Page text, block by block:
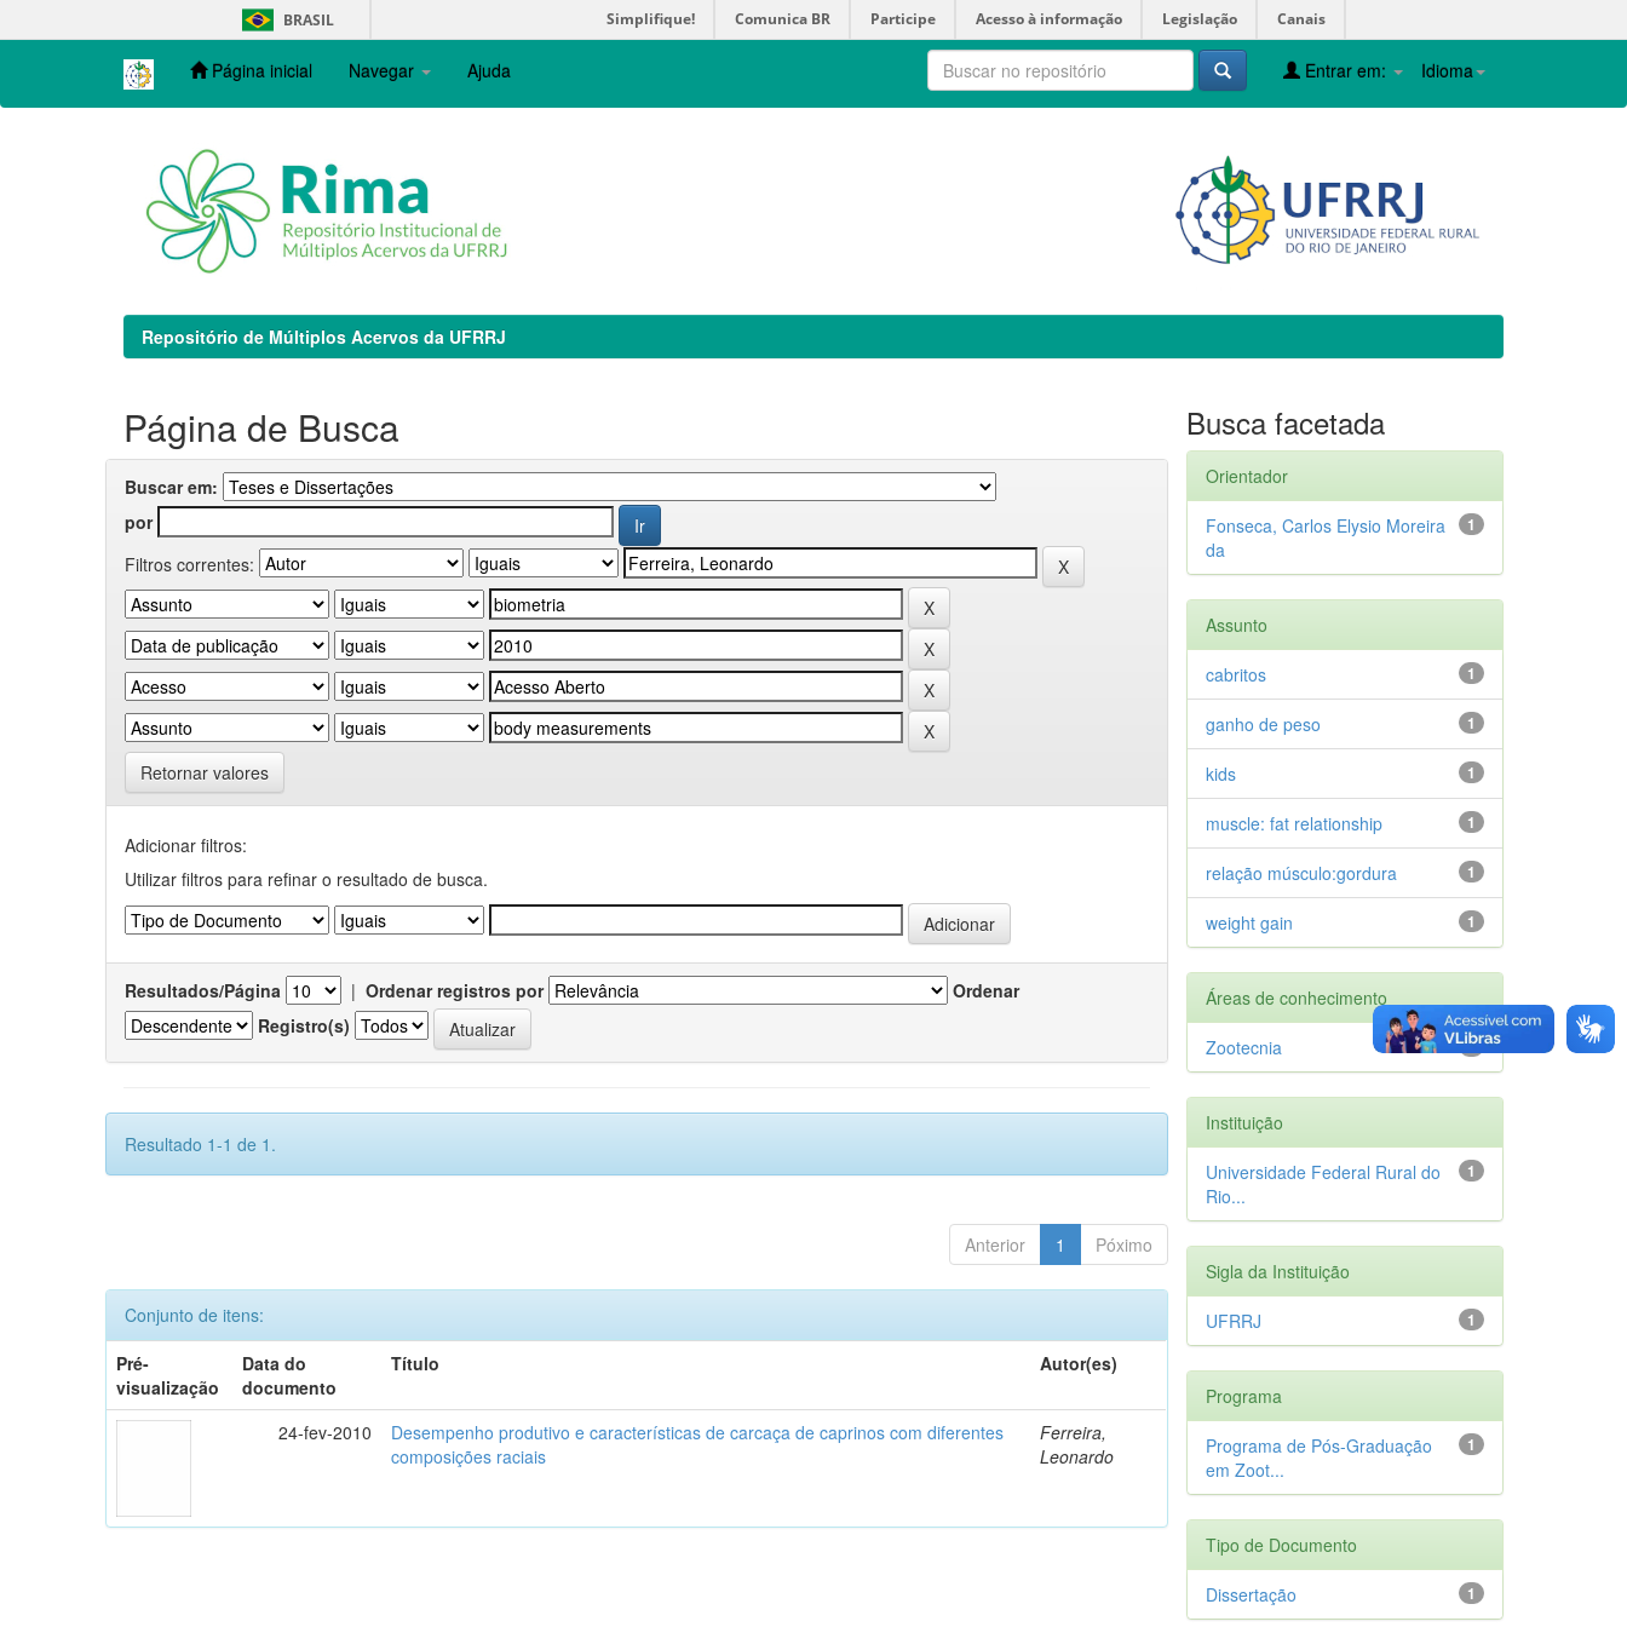
navigation
BRASIL Simplifique! Comunica BR Participe Acesso à informação Legislação Canais
Página inicial Navegar Ajuda Idioma
Entrar em:
Repositório de Múltiplos Acervos da UFRRJ
Página de Busca
Buscar em:
por
Filtros correntes:
Retornar valores
Adicionar filtros:
Utilizar filtros para refinar o resultado de busca.
Resultados/Página | Ordenar registros por
Ordenar
Registro(s)
Resultado 1-1 de 1.
Anterior 1 Póximo
Conjunto de itens:
Pré-
visualização
Data do
documento
Título Autor(es)
24-fev-2010
Desempenho produtivo e características de carcaça de caprinos com diferentes
composições raciais
Ferreira,
Leonardo
Busca facetada
Orientador
1
Fonseca, Carlos Elysio Moreira
da
Assunto
1
cabritos
1
ganho de peso
1
kids
1
muscle: fat relationship
1
relação músculo:gordura
1
weight gain
Áreas de conhecimento
1
Zootecnia
Instituição
1
Universidade Federal Rural do
Rio...
Sigla da Instituição
1
UFRRJ
Programa
1
Programa de Pós-Graduação
em Zoot...
Tipo de Documento
1
Dissertação